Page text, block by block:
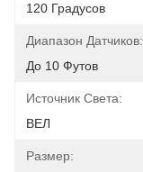
120 Градусов
Диапазон Датчиков:
До 10 Футов
Источник Света:
ВЕЛ
Размер: